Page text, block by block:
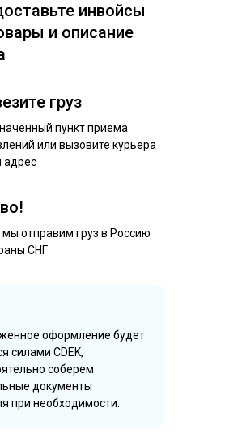
пункт приема
или вызовите курьера
адрес
инвойсы
и описание
груз
отправим груз в Россию
СНГ
оформление будет
силами CDEK,
соберем
документы
при необходимости.